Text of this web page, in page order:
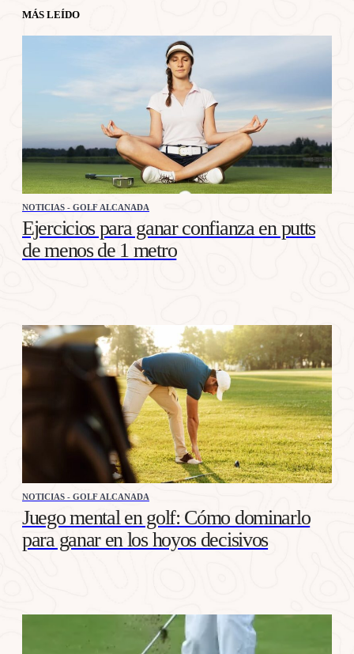
MÁS LEÍDO
NOTICIAS - GOLF ALCANADA
Ejercicios para ganar confianza en putts
de menos de 1 metro
NOTICIAS - GOLF ALCANADA
Juego mental en golf: Cómo dominarlo
para ganar en los hoyos decisivos